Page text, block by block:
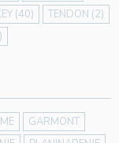
(40) TENDON (2)
GARMONT